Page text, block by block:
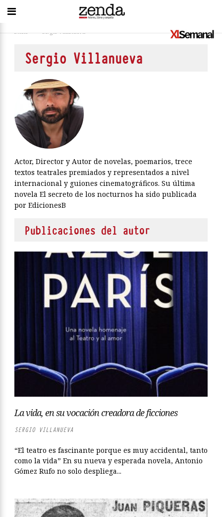
Inicio > Sergio Villanueva
Sergio Villanueva
Actor, Director y Autor de novelas, poemarios, trece
textos teatrales premiados y representados a nivel
internacional y guiones cinematográficos. Su última
novela El secreto de los nocturnos ha sido publicada
por EdicionesB
Publicaciones del autor
La vida, en su vocación creadora de ficciones
SERGIO VILLANUEVA
“El teatro es fascinante porque es muy accidental, tanto
como la vida” En su nueva y esperada novela, Antonio
Gómez Rufo no solo despliega...